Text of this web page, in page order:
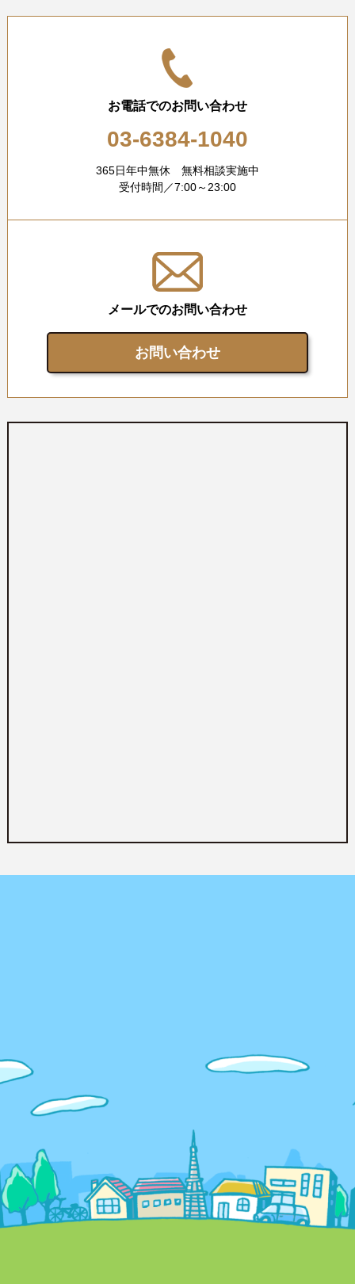
お電話でのお問い合わせ
03-6384-1040
365日年中無休 無料相談実施中
受付時間／7:00～23:00
メールでのお問い合わせ
お問い合わせ